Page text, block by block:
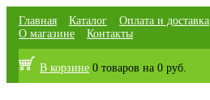
Главная Каталог Оплата и доставка
О магазине
Контакты
В корзине 0 товаров на 0 руб.